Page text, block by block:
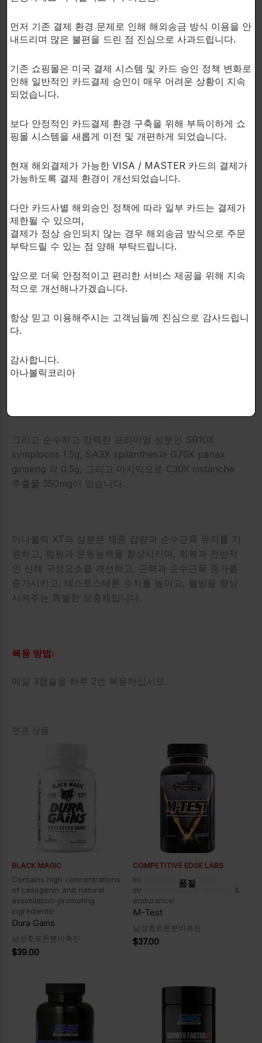
-9가지 고급 활성 성분
-임상적으로 연구된 핵심 성분
자신에게의 몇 가지 질문:
여러분은 믿을 수 없을 정도로 체지방이 빠진 근육의 증
가를 경험하고 싶나요?
하드코어적인 근육 강도 향상을 원하십니까?
여러분은 체지방을 줄이고 신체 구성요소를 개선하고
싶나요?
세트 사이 또는 훈련사이의 회복을 개선하시겠습니까?
이러한 질문 중 하나라도 예라고 대답한 경우
그리고 순수하고 강력한 프리미엄 성분인 SR10X
symplocos 1.5g, SA3X spilanthes과 G70X panax
ginseng 각 0.5g, 그리고 마지막으로 C30X cistanche
추출물 350mg이 있습니다.
아나볼릭 XT의 성분은 체중 감량과 순수근육 유지를 지
원하고, 펌핑과 운동능력을 향상시키며, 회복과 전반적
인 신체 구성요소를 개선하고, 근력과 순수근육 증가를
증가시키고, 테스토스테론 수치를 높이고, 웰빙을 향상
시켜주는 특별한 보충제입니다.
복용 방법:
매일 3캡슐을 하루 2번 복용하십시오.
연관 상품
BLACK MAGIC
Contains high concentrations
of Laxogenin and natural
assimilation-promoting
ingredients!
Dura Gains
남성호르몬분비촉진
$39.00
COMPETITIVE EDGE LABS
품절
Improve pure muscle &
strength! Enhance strength &
endurance!
M-Test
남성호르몬분비촉진
$37.00
먼저 기존 결제 환경 문제로 인해 해외송금 방식 이용을 안
내드리며 많은 불편을 드린 점 진심으로 사과드립니다.
기존 쇼핑몰은 미국 결제 시스템 및 카드 승인 정책 변화로
인해 일반적인 카드결제 승인이 매우 어려운 상황이 지속
되었습니다.
보다 안정적인 카드결제 환경 구축을 위해 부득이하게 쇼
핑몰 시스템을 새롭게 이전 및 개편하게 되었습니다.
현재 해외결제가 가능한 VISA / MASTER 카드의 결제가
가능하도록 결제 환경이 개선되었습니다.
다만 카드사별 해외승인 정책에 따라 일부 카드는 결제가
제한될 수 있으며,
결제가 정상 승인되지 않는 경우 해외송금 방식으로 주문
부탁드릴 수 있는 점 양해 부탁드립니다.
앞으로 더욱 안정적이고 편리한 서비스 제공을 위해 지속
적으로 개선해나가겠습니다.
항상 믿고 이용해주시는 고객님들께 진심으로 감사드립니
다.
감사합니다.
아나볼릭코리아